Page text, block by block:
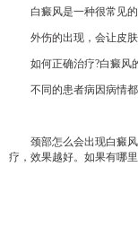
白癜风是一种很常见的
外伤的出现，会让皮肤
如何正确治疗?白癜风的
不同的患者病因病情都
颈部怎么会出现白癜风
疗，效果越好。如果有哪